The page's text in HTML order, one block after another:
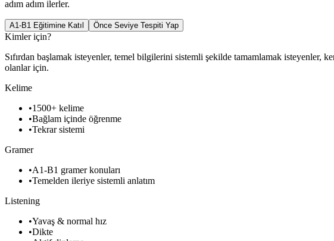
adım adım ilerler.
A1-B1 Eğitimine Katıl Önce Seviye Tespiti Yap
Kimler için?
Sıfırdan başlamak isteyenler, temel bilgilerini sistemli şekilde tamamlamak isteyenler,
olanlar için.
Kelime
•1500+ kelime
•Bağlam içinde öğrenme
•Tekrar sistemi
Gramer
•A1-B1 gramer konuları
•Temelden ileriye sistemli anlatım
Listening
•Yavaş & normal hız
•Dikte